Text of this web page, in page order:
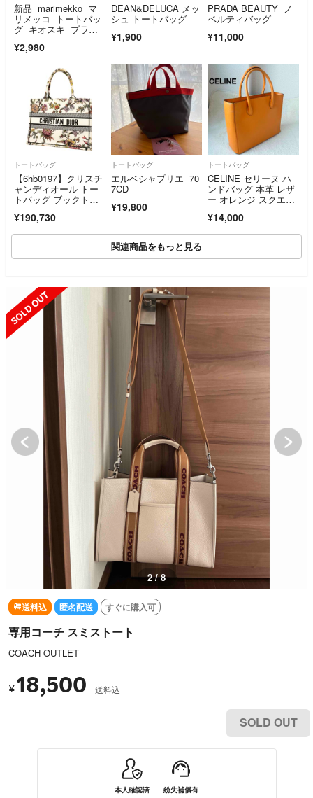
新品 marimekko マ
リメッコ トートバッ
グ キオスキ ブラッ
ッコ柄 ピエニ 黒
¥2,980
DEAN&DELUCA メッ
シュ トートバッグ
¥1,900
PRADA BEAUTY ノ
ベルティバッグ
¥11,000
トートバッグ
【6hb0197】クリスチ
ャンディオール トー
トバッグ ブックトー
カラー【中古】レディ
ース
¥190,730
トートバッグ
エルベシャプリエ 70
7CD
¥19,800
トートバッグ
CELINE セリーヌ ハ
ンドバッグ 本革 レザ
ー オレンジ スクエ
¥14,000
関連商品をもっと見る
SOLD OUT
3 / 8
送料込 匿名配送 すぐに購入可
専用コーチ スミストート
COACH OUTLET
¥18,500 送料込
SOLD OUT
本人確認済 紛失補償有